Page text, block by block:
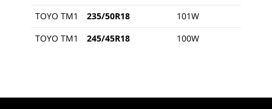
TOYO TM1
235/50R18
101W
TOYO TM1
245/45R18 100W